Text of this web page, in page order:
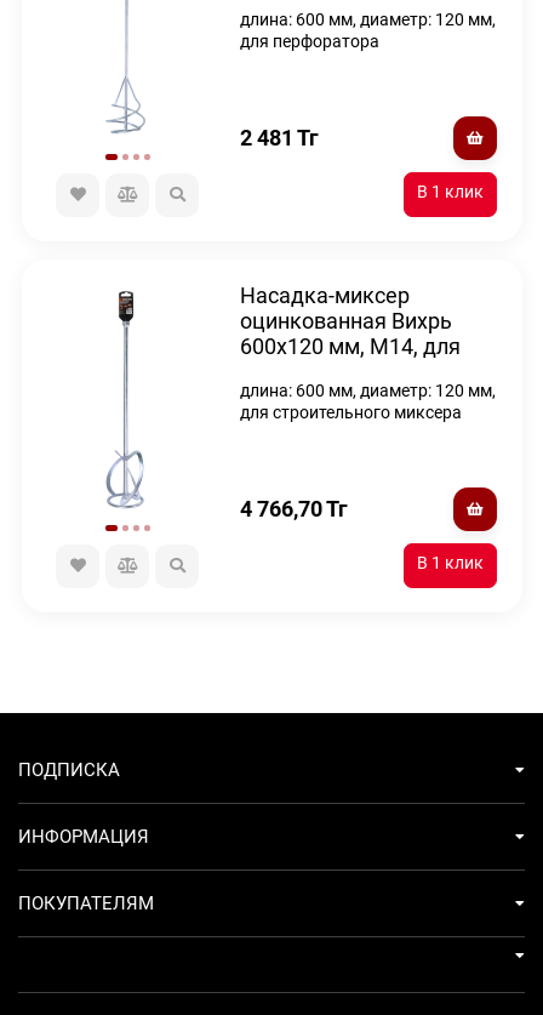
длина: 600 мм, диаметр: 120 мм,
для перфоратора
2 481 Тг
Насадка-миксер
оцинкованная Вихрь
600х120 мм, М14, для
длина: 600 мм, диаметр: 120 мм,
для строительного миксера
4 766,70Тг
ПОДПИСКА
ИНФОРМАЦИЯ
ПОКУПАТЕЛЯМ